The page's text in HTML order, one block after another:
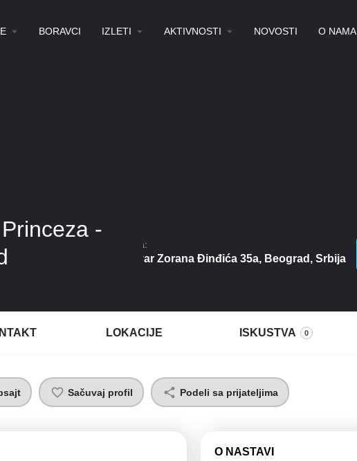
BORAVCI IZLETI AKTIVNOSTI NOVOSTI O NAMA
-
Adresa:
Bulevar Zorana Đinđića 35a, Beograd, Srbija
LOKACIJE ISKUSTVA 0
Sačuvaj profil Podeli sa prijateljima
O NASTAVI